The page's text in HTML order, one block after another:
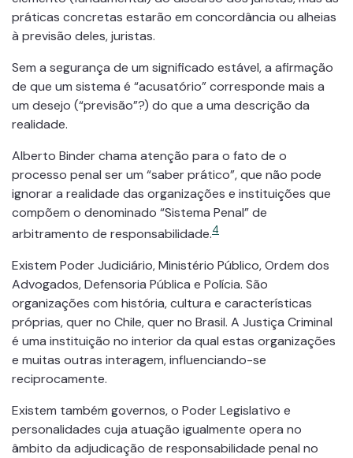
práticas concretas estarão em concordância ou alheias
à previsão deles, juristas.
Sem a segurança de um significado estável, a afirmação
de que um sistema é “acusatório” corresponde mais a
um desejo (“previsão”?) do que a uma descrição da
realidade.
Alberto Binder chama atenção para o fato de o
processo penal ser um “saber prático”, que não pode
ignorar a realidade das organizações e instituições que
compõem o denominado “Sistema Penal” de
arbitramento de responsabilidade.4
Existem Poder Judiciário, Ministério Público, Ordem dos
Advogados, Defensoria Pública e Polícia. São
organizações com história, cultura e características
próprias, quer no Chile, quer no Brasil. A Justiça Criminal
é uma instituição no interior da qual estas organizações
e muitas outras interagem, influenciando-se
reciprocamente.
Existem também governos, o Poder Legislativo e
personalidades cuja atuação igualmente opera no
âmbito da adjudicação de responsabilidade penal no